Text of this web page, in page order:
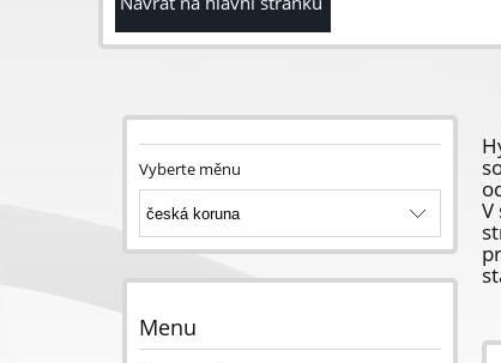
Vyberte měnu
Menu
V